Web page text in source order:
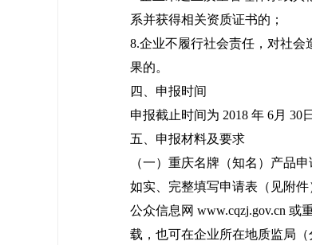
系并获得相关资质证书的；
8.企业不履行社会责任，对社会
果的。
四、申报时间
申报截止时间为 2018 年 6月 30
五、申报材料及要求
（一）重庆名牌（知名）产品
如实、完整填写申请表（见附
公众信息网 www.cqzj.gov.cn 或
载，也可在企业所在地质监局（